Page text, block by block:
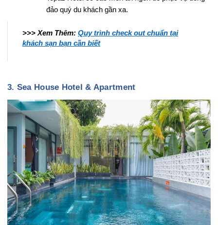
đảo quý du khách gần xa.
>>> Xem Thêm: Quy trình check out chuẩn tại
khách sạn bạn cần biết
3. Sea House Hotel & Apartment